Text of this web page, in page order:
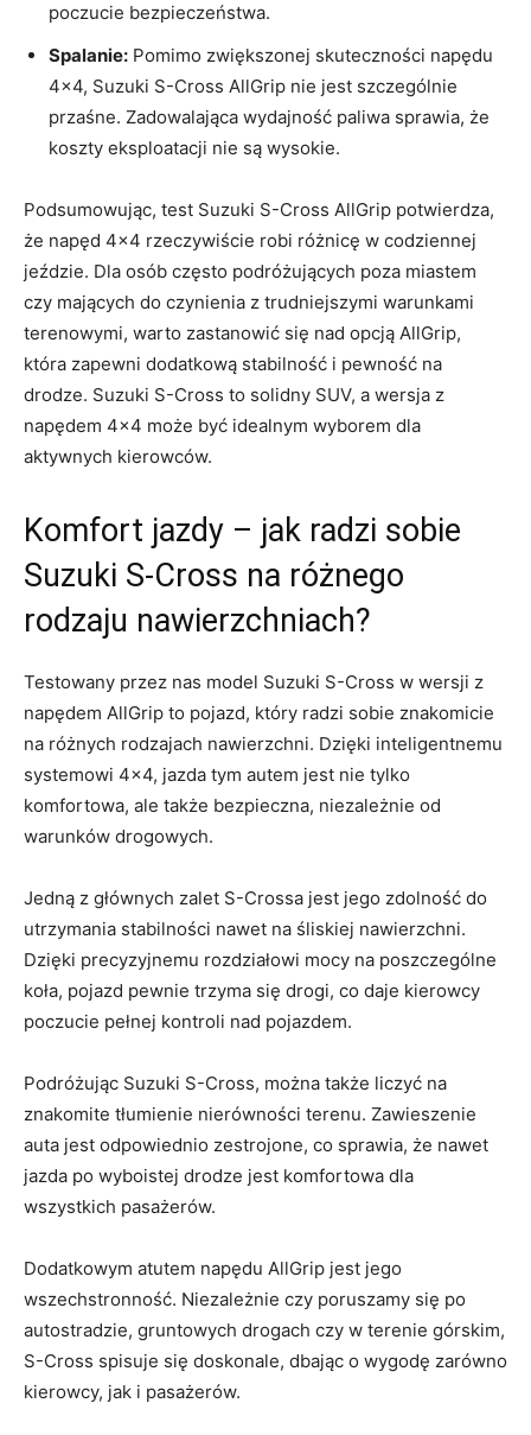
poczucie bezpieczeństwa.
Spalanie: Pomimo zwiększonej skuteczności napędu
4×4, Suzuki S-Cross AllGrip nie jest szczególnie
przaśne. Zadowalająca‍ wydajność paliwa sprawia, ​że
koszty eksploatacji nie są⁣ wysokie.
Podsumowując, test Suzuki S-Cross AllGrip potwierdza,
że napęd 4×4‍ rzeczywiście robi różnicę w codziennej
jeździe. Dla osób często podróżujących poza miastem
czy ⁣mających do czynienia z trudniejszymi warunkami
terenowymi, warto zastanowić się nad opcją AllGrip,
która zapewni dodatkową stabilność i pewność ⁤na
drodze. Suzuki S-Cross to solidny SUV, a wersja z
napędem 4×4⁤ może‌ być idealnym wyborem dla
aktywnych kierowców.
Komfort jazdy – jak radzi ‌sobie ​
Suzuki S-Cross na różnego
rodzaju nawierzchniach?
Testowany przez nas model Suzuki S-Cross w wersji z
napędem AllGrip to ⁢pojazd, który radzi sobie ‌znakomicie
na różnych rodzajach nawierzchni. ‍Dzięki inteligentnemu
systemowi 4×4, jazda tym autem jest nie tylko
komfortowa, ale także ‌bezpieczna,‌ niezależnie od
warunków drogowych.
Jedną z głównych ⁢zalet S-Crossa jest jego zdolność do
⁤utrzymania⁢ stabilności nawet na śliskiej nawierzchni.
Dzięki⁢ precyzyjnemu rozdziałowi mocy na ⁢poszczególne
koła, pojazd pewnie trzyma się drogi, co daje kierowcy
poczucie pełnej kontroli nad pojazdem.
Podróżując Suzuki S-Cross, można także liczyć na
znakomite tłumienie nierówności terenu.‍ Zawieszenie‍
auta jest odpowiednio zestrojone,‌ co sprawia, że nawet
jazda​ po wyboistej ⁢drodze jest komfortowa dla
wszystkich pasażerów.
Dodatkowym atutem napędu AllGrip jest‌ jego
wszechstronność. Niezależnie czy poruszamy się po
autostradzie, gruntowych drogach czy w‍ terenie górskim,
S-Cross spisuje się doskonale,‌ dbając o wygodę zarówno
kierowcy, jak i pasażerów.